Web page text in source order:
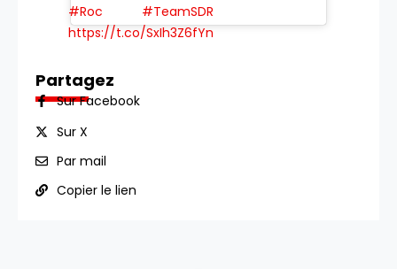
#Roc
#TeamSDR
https://t.co/SxIh3Z6fYn
Partagez
Sur Facebook
Sur X
Par mail
Copier le lien